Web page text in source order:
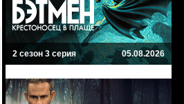
2 сезон 3 серия 05.08.2026